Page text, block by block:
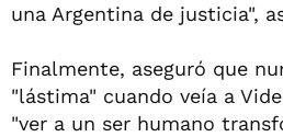
una Argentina de justicia",
Finalmente, aseguró que
"lástima" cuando veía a
"ver a un ser humano